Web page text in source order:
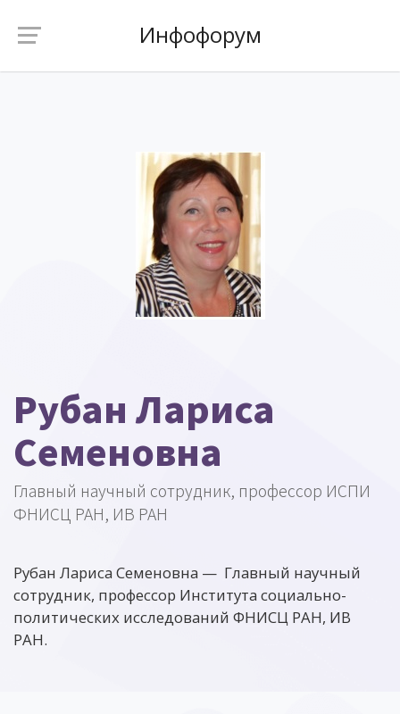
Инфофорум
Рубан Лариса
Семеновна
Главный научный сотрудник, профессор ИСПИ
ФНИСЦ РАН, ИВ РАН
Рубан Лариса Семеновна — Главный научный
сотрудник, профессор Института социально-
политических исследований ФНИСЦ РАН, ИВ
РАН.